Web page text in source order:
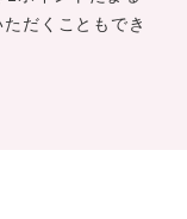
だくこともでき